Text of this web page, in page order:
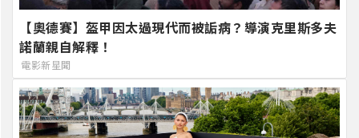
【奧德賽】盔甲因太過現代而被詬病？導演克里斯多夫
諾蘭親自解釋！
電影新星聞